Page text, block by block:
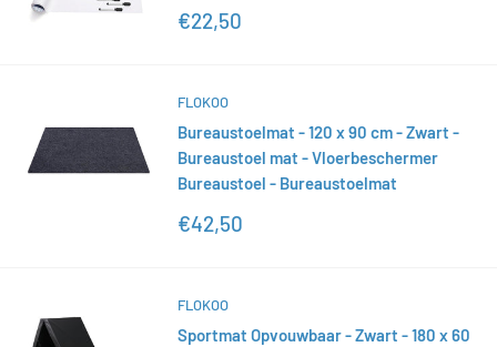
Actieprijs
€22,50
FLOKOO
Bureaustoelmat - 120 x 90 cm - Zwart -
Bureaustoel mat - Vloerbeschermer
Bureaustoel - Bureaustoelmat
Actieprijs
€42,50
FLOKOO
Sportmat Opvouwbaar - Zwart - 180 x 60